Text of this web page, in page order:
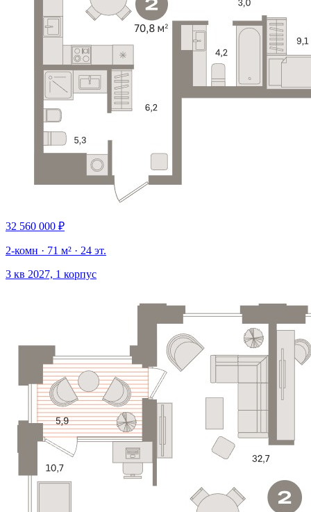
32 560 000 ₽
2-комн · 71 м² · 24 эт.
3 кв 2027, 1 корпус